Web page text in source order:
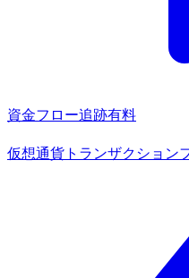
資金フロー追跡有料
仮想通貨トランザクション